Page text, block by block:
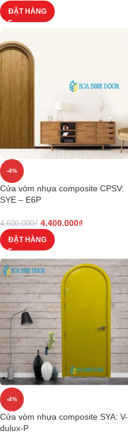
ĐẶT HÀNG
-4%
Cửa vòm nhựa composite CPSV:
SYE – E6P
4.600.000₫ 4.400.000₫
ĐẶT HÀNG
-4%
Cửa vòm nhựa composite SYA: V-
dulux-P